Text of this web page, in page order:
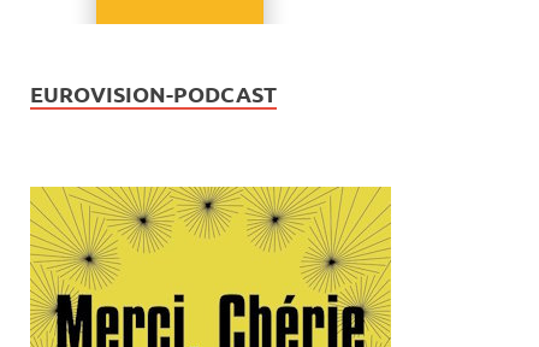
EUROVISION-PODCAST